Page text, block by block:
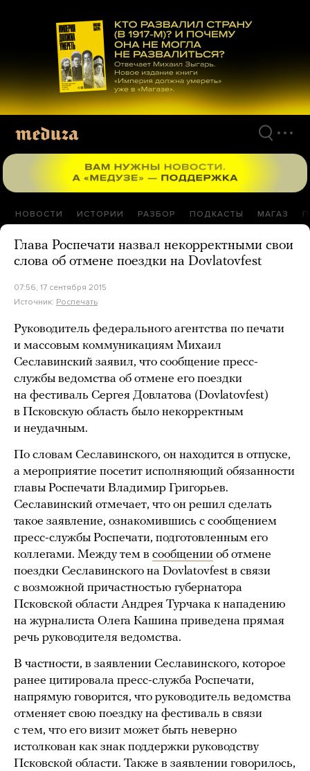
материалам
НОВОСТИ ИСТОРИИ РАЗБОР ПОДКАСТЫ МАГАЗ
Глава Роспечати назвал некорректными свои
слова об отмене поездки на Dovlatovfest
07:56, 17 сентября 2015
Источник: Роспечать
Руководитель федерального агентства по печати
и массовым коммуникациям Михаил
Сеславинский заявил, что сообщение пресс-
службы ведомства об отмене его поездки
на фестиваль Сергея Довлатова (Dovlatovfest)
в Псковскую область было некорректным
и неудачным.
По словам Сеславинского, он находится в отпуске,
а мероприятие посетит исполняющий обязанности
главы Роспечати Владимир Григорьев.
Сеславинский отмечает, что он решил сделать
такое заявление, ознакомившись с сообщением
пресс-службы Роспечати, подготовленным его
коллегами. Между тем в сообщении об отмене
поездки Сеславинского на Dovlatovfest в связи
с возможной причастностью губернатора
Псковской области Андрея Турчака к нападению
на журналиста Олега Кашина приведена прямая
речь руководителя ведомства.
В частности, в заявлении Сеславинского, которое
ранее цитировала пресс-служба Роспечати,
напрямую говорится, что руководитель ведомства
отменяет свою поездку на фестиваль в связи
с тем, что его визит может быть неверно
истолкован как знак поддержки руководству
Псковской области. Также в заявлении говорилось,